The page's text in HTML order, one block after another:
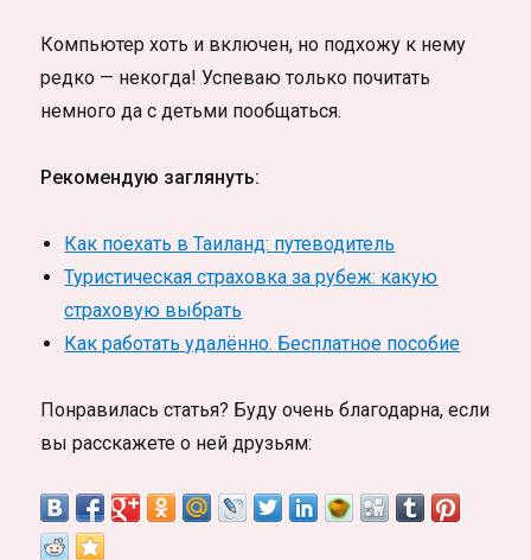
Компьютер хоть и включен, но подхожу к нему
редко — некогда! Успеваю только почитать
немного да с детьми пообщаться.
Рекомендую заглянуть:
Как поехать в Таиланд: путеводитель
Туристическая страховка за рубеж: какую
страховую выбрать
Как работать удалённо. Бесплатное пособие
Понравилась статья? Буду очень благодарна, если
вы расскажете о ней друзьям: